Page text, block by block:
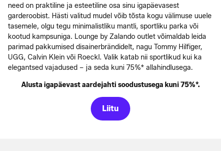
need on praktiline ja esteetiline osa sinu igapäevasest
garderoobist. Hästi valitud mudel võib tõsta kogu välimuse uuele
tasemele, olgu tegu minimalistliku mantli, sportliku parka või
kootud kampsuniga. Lounge by Zalando outlet võimaldab leida
parimad pakkumised disainerbrändidelt, nagu Tommy Hilfiger,
UGG, Calvin Klein või Roeckl. Valik katab nii sportlikud kui ka
elegantsed vajadused – ja seda kuni 75%* allahindlusega.
Alusta igapäevast aardejahti soodustusega kuni 75%*.
Liitu